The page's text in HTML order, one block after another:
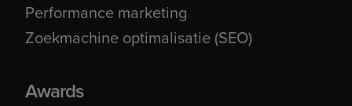
Performance marketing
Zoekmachine optimalisatie (SEO)
Awards